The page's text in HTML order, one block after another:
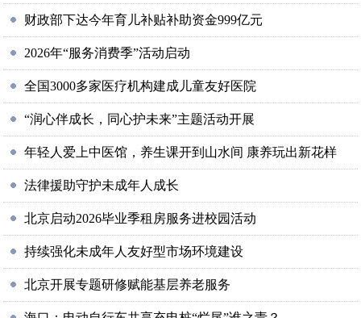
财政部下达今年育儿补贴补助资金999亿元
2026年“服务消费季”活动启动
全国3000多家医疗机构建成儿童友好医院
“润心伴成长，同心护未来”主题活动开展
年轻人爱上中医馆，养生课开到山水间 康养玩出新花样
法律援助守护未成年人成长
北京启动2026毕业季租房服务进校园活动
持续强化未成年人友好型市场环境建设
北京开展专题研修赋能基层养老服务